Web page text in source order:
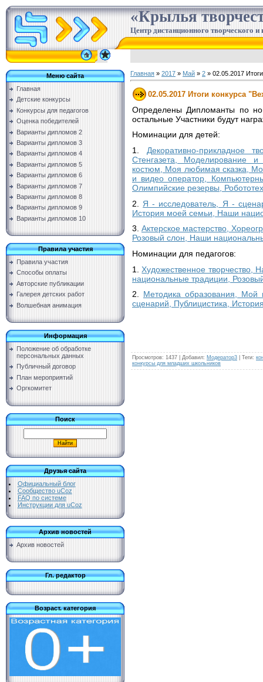
«Крылья
Центр дистанционного творческого и
Меню сайта
Главная
Детские конкурсы
Конкурсы для педагогов
Оценка победителей
Варианты дипломов 2
Варианты дипломов 3
Варианты дипломов 4
Варианты дипломов 5
Варианты дипломов 6
Варианты дипломов 7
Варианты дипломов 8
Варианты дипломов 9
Варианты дипломов 10
Правила участия
Правила участия
Способы оплаты
Авторские публикации
Галерея детских работ
Волшебная анимация
Информация
Положение об обработке
персональных данных
Публичный договор
План мероприятий
Оргкомитет
Поиск
Друзья сайта
Официальный блог
Сообщество uCoz
FAQ по системе
Инструкции для uCoz
Архив новостей
Архив новостей
Гл. редактор
Возраст. категория
Главная » 2017 » Май » 2 » 02.05.2017
02.05.2017 Итоги конкурса
Определены Дипломанты по
остальные Участники будут
Номинации для детей:
1. Декоративно-прикладное
Стенгазета, Моделирование
костюм, Моя любимая сказка,
и видео оператор,
Олимпийские резервы,
2. Я - исследователь, Я -
История моей семьи, Наши
3. Актерское мастерство,
Розовый слон, Наши
Номинации для педагогов:
1. Художественное творчество,
национальные традиции,
2. Методика образования, Мой
сценарий, Публицистика,
Просмотров: 1437 Добавил: Модератор3 Теги:
конкурсы для младших школьников